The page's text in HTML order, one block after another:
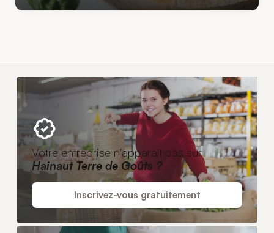
Votre entreprise n'apparaît pas sur
Hainaut Terre de Goûts ?
Inscrivez-vous gratuitement